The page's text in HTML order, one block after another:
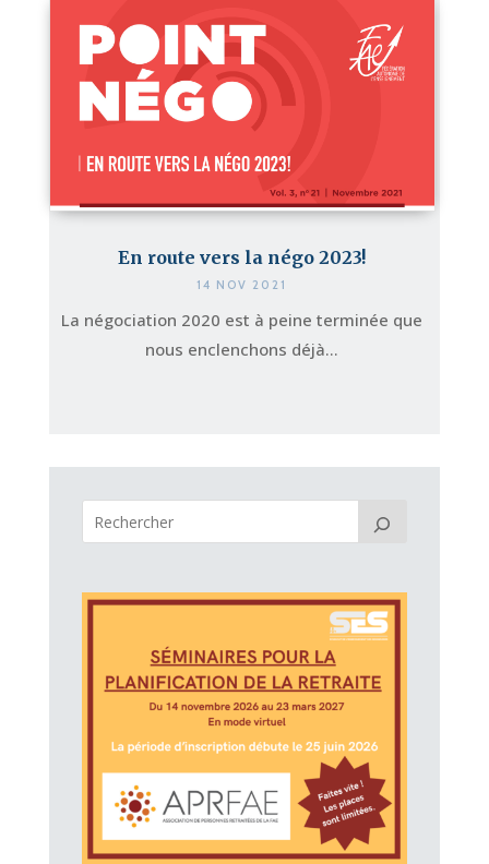
En route vers la négo 2023!
14 NOV 2021
La négociation 2020 est à peine terminée que
nous enclenchons déjà...